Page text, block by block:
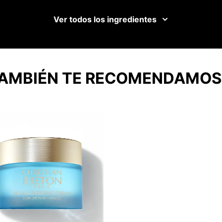
Ver todos los ingredientes
TE